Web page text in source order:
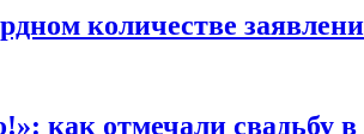
количестве
как отмечали свадьбу